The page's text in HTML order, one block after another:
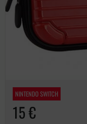
NINTENDO SWITCH
15 €